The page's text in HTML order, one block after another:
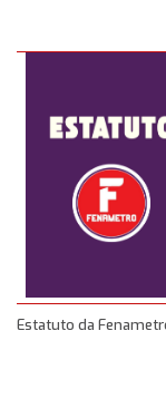
Estatuto da